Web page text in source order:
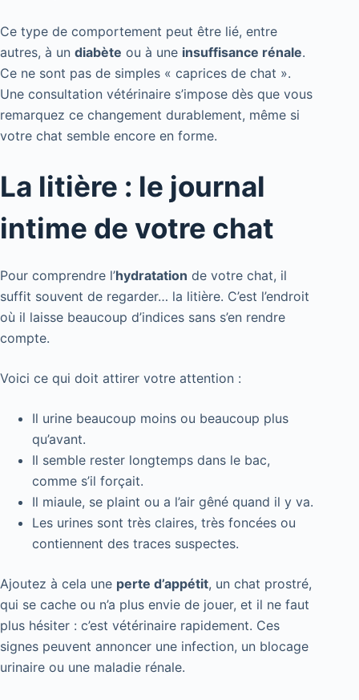
Ce type de comportement peut être lié, entre
autres, à un diabète ou à une insuffisance rénale.
Ce ne sont pas de simples « caprices de chat ».
Une consultation vétérinaire s’impose dès que vous
remarquez ce changement durablement, même si
votre chat semble encore en forme.
La litière : le journal
intime de votre chat
Pour comprendre l’hydratation de votre chat, il
suffit souvent de regarder… la litière. C’est l’endroit
où il laisse beaucoup d’indices sans s’en rendre
compte.
Voici ce qui doit attirer votre attention :
Il urine beaucoup moins ou beaucoup plus
qu’avant.
Il semble rester longtemps dans le bac,
comme s’il forçait.
Il miaule, se plaint ou a l’air gêné quand il y va.
Les urines sont très claires, très foncées ou
contiennent des traces suspectes.
Ajoutez à cela une perte d’appétit, un chat prostré,
qui se cache ou n’a plus envie de jouer, et il ne faut
plus hésiter : c’est vétérinaire rapidement. Ces
signes peuvent annoncer une infection, un blocage
urinaire ou une maladie rénale.